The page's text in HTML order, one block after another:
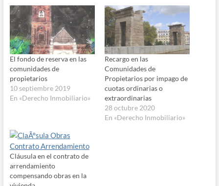
El fondo de reserva en las
comunidades de
propietarios
10 septiembre 2019
En «Derecho Inmobiliario»
Recargo en las
Comunidades de
Propietarios por impago de
cuotas ordinarias o
extraordinarias
28 octubre 2020
En «Derecho Inmobiliario»
Cláusula en el contrato de
arrendamiento
compensando obras en la